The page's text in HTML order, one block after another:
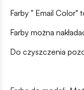
Farby " Email
Farby można
Do czyszczenia